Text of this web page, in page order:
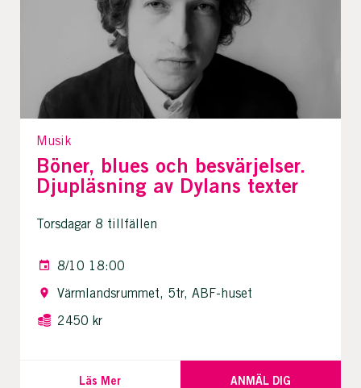
Musik
Böner, blues och besvärjelser.
Djupläsning av Dylans texter
Torsdagar 8 tillfällen
8/10 18:00
Värmlandsrummet, 5tr, ABF-huset
2450 kr
Läs Mer ANMÄL DIG